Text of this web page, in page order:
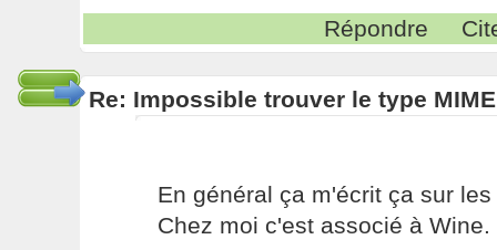
Répondre
Re: Impossible trouver le type
En général ça m'écrit ça sur
Chez moi c'est associé à Wine.